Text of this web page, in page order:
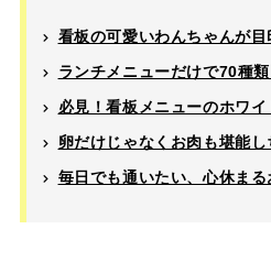
看板の可愛いわんちゃんが目
ランチメニューだけで70種
必見！看板メニューのホワ
卵だけじゃなくお肉も堪能
毎日でも通いたい、心休まる